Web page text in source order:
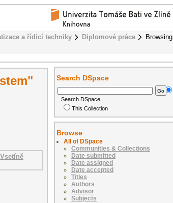
a řídicí techniky Diplomové práce
Browsing
Search DSpace
Search DSpace
This Collection
Browse
All of DSpace
Communities & Collections
Date submitted
Date assigned
Date accepted
Titles
Authors
Advisor
Subjects